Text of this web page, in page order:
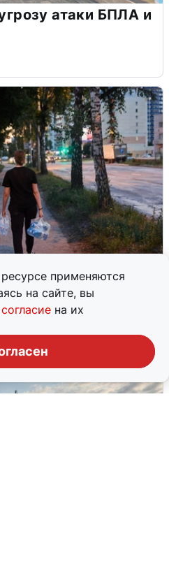
применяются
на сайте, вы
согласие на их
атаки БПЛА и
отключений